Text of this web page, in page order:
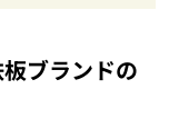
ブランドの